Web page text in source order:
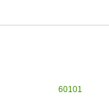
60101